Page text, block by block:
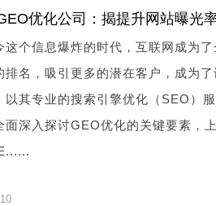
优化公司：揭提升网站曝光
这个信息爆炸的时代，互联网成为
排名，吸引更多的潜在客户，成为
以其专业的搜索引擎优化（SEO）
面深入探讨GEO优化的关键要素，
10